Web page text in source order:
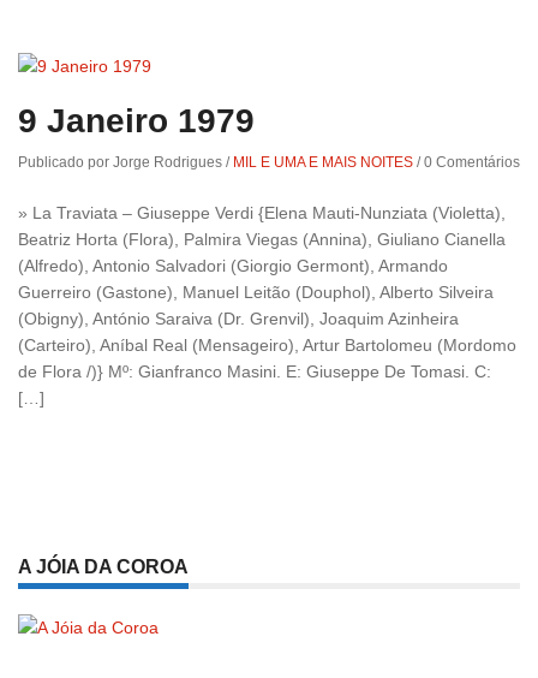
9 Janeiro 1979
Publicado por Jorge Rodrigues / MIL E UMA E MAIS NOITES /0 Comentários
» La Traviata – Giuseppe Verdi {Elena Mauti-Nunziata (Violetta),
Beatriz Horta (Flora), Palmira Viegas (Annina), Giuliano Cianella
(Alfredo), Antonio Salvadori (Giorgio Germont), Armando
Guerreiro (Gastone), Manuel Leitão (Douphol), Alberto Silveira
(Obigny), António Saraiva (Dr. Grenvil), Joaquim Azinheira
(Carteiro), Aníbal Real (Mensageiro), Artur Bartolomeu (Mordomo
de Flora /)} Mº: Gianfranco Masini. E: Giuseppe De Tomasi. C:
[…]
A JÓIA DA COROA